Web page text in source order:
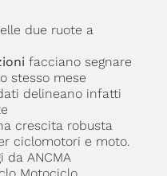
due ruote a
facciano segnare
stesso mese
delineano infatti
crescita robusta
ciclomotori e moto.
da ANCMA